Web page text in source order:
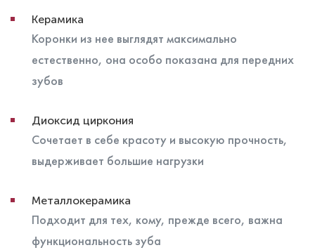
Керамика
Коронки из нее выглядят максимально
естественно, она особо показана для передних
зубов
Диоксид циркония
Сочетает в себе красоту и высокую прочность,
выдерживает большие нагрузки
Металлокерамика
Подходит для тех, кому, прежде всего, важна
функциональность зуба